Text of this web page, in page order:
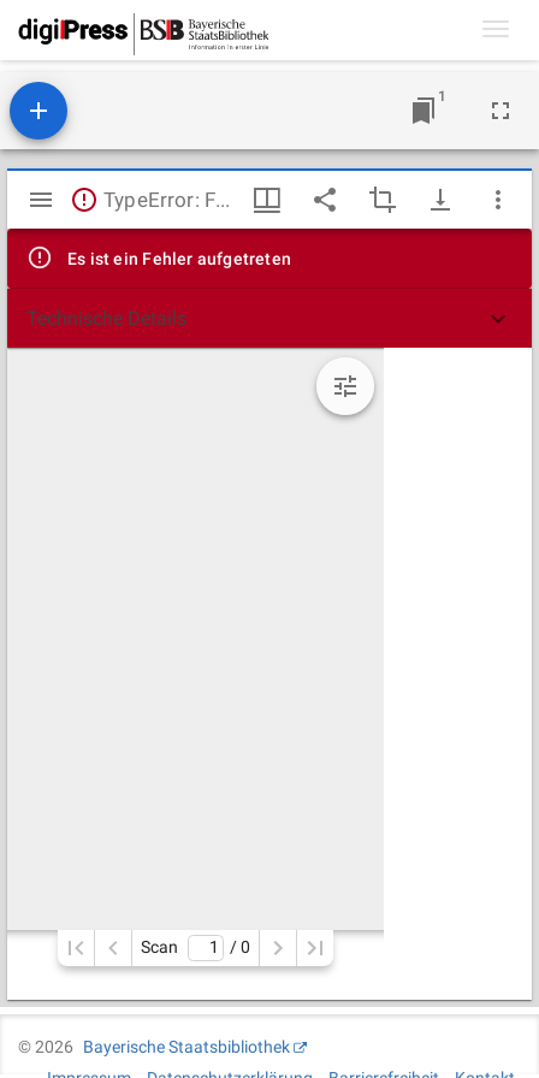
1
Mirador
Viewer
TypeError: Failed to fetch
Es ist ein Fehler aufgetreten
Technische Details
Scan / 0
©2026
Bayerische Staatsbibliothek